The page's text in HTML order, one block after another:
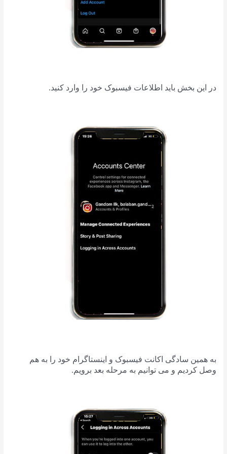
در این بخش باید اطلاعات فیسبوک خود را وارد کنید.
به همین سادگی اکانت فیسبوک و اینستاگرام خود را به هم
وصل کردیم و می توانیم به مرحله بعد برویم.